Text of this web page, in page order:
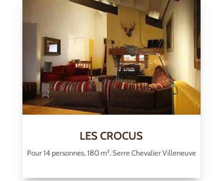
LES CROCUS
Pour 14 personnes, 180 m². Serre Chevalier Villeneuve